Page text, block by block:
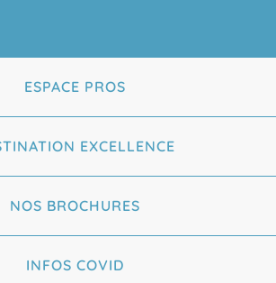
ESPACE PROS
EXCELLENCE
NOS BROCHURES
INFOS COVID